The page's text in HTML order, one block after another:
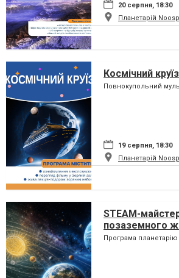
20 серпня, 18:30
Планетарій
Космічний круїз
Повнокупольний
19 серпня, 18:30
Планетарій
STEAM-
позаземного
Програма планетарію